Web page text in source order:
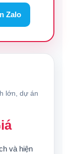
Zalo
lớn, dự án
và hiện